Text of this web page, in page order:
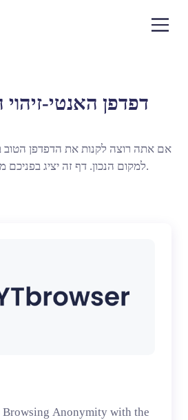
דפדפן האנטי-זיהוי
אם אתה רוצה לקנות את הדפדפן הטוב
למקום הנכון. דף זה יציג בפניכם מגוון ספקים מצוינים.
Browsing Anonymity with the